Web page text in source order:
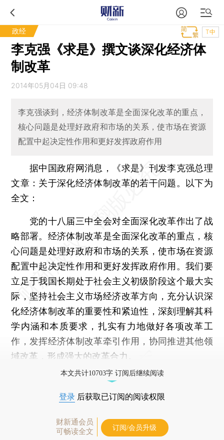
政经 T中
李克强《求是》撰文谈深化经济体
制改革
2014年05月04日 09:48
李克强谈到，经济体制改革是全面深化改革的重点，
核心问题是处理好政府和市场的关系，使市场在资源
配置中起决定性作用和更好发挥政府作用
据中国政府网消息，《求是》刊发李克强总理
文章：关于深化经济体制改革的若干问题。以下为
全文：
党的十八届三中全会对全面深化改革作出了战
略部署。经济体制改革是全面深化改革的重点，核
心问题是处理好政府和市场的关系，使市场在资源
配置中起决定性作用和更好发挥政府作用。我们要
立足于我国长期处于社会主义初级阶段这个最大实
际，坚持社会主义市场经济改革方向，充分认识深
化经济体制改革的重要性和紧迫性，深刻理解其科
学内涵和本质要求，扎实有力地做好各项改革工
作，发挥经济体制改革牵引作用，协同推进其他领
域改革，形成强大的改革合力。
本文共计10703字 订阅后继续阅读
登录 后获取已订阅的阅读权限
财新通会员
可畅读全文
订阅/会员升级